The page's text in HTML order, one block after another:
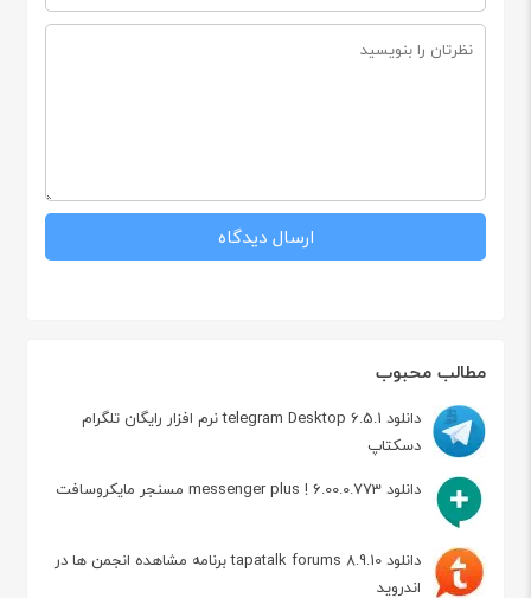
مطالب محبوب
دانلود telegram Desktop 6.5.1 نرم افزار رایگان تلگرام
دسکتاپ
دانلود messenger plus ! 6.00.0.773 مسنجر مایکروسافت
دانلود tapatalk forums 8.9.10 برنامه مشاهده انجمن ها در
اندروید